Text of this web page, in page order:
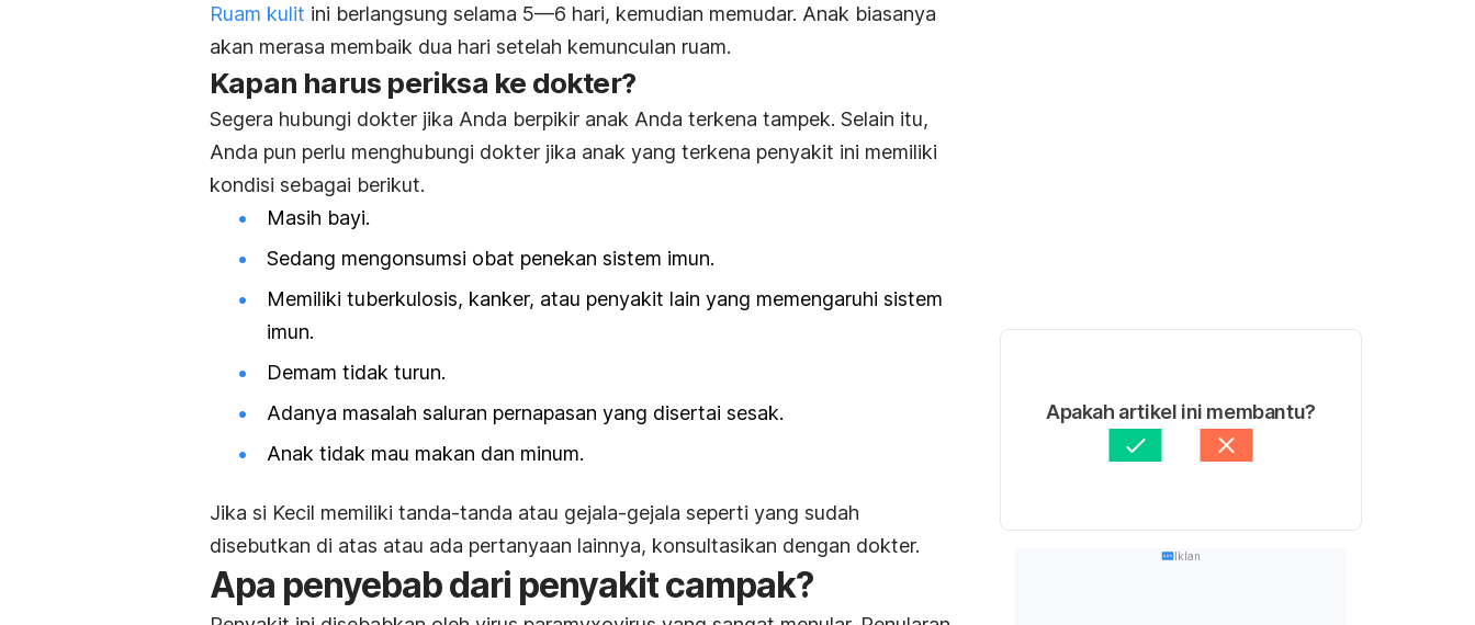
Ruam kulit ini berlangsung selama 5—6 hari, kemudian memudar. Anak biasanya
akan merasa membaik dua hari setelah kemunculan ruam.
Kapan harus periksa ke dokter?
Segera hubungi dokter jika Anda berpikir anak Anda terkena tampek. Selain itu,
Anda pun perlu menghubungi dokter jika anak yang terkena penyakit ini memiliki
kondisi sebagai berikut.
Masih bayi.
Sedang mengonsumsi obat penekan sistem imun.
Memiliki tuberkulosis, kanker, atau penyakit lain yang memengaruhi sistem
imun.
Demam tidak turun.
Adanya masalah saluran pernapasan yang disertai sesak.
Anak tidak mau makan dan minum.
Jika si Kecil memiliki tanda-tanda atau gejala-gejala seperti yang sudah
disebutkan di atas atau ada pertanyaan lainnya, konsultasikan dengan dokter.
Apa penyebab dari penyakit campak?
Apakah artikel ini membantu?
Iklan